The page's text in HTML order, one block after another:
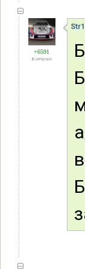
+6591
В отпуске
Str1